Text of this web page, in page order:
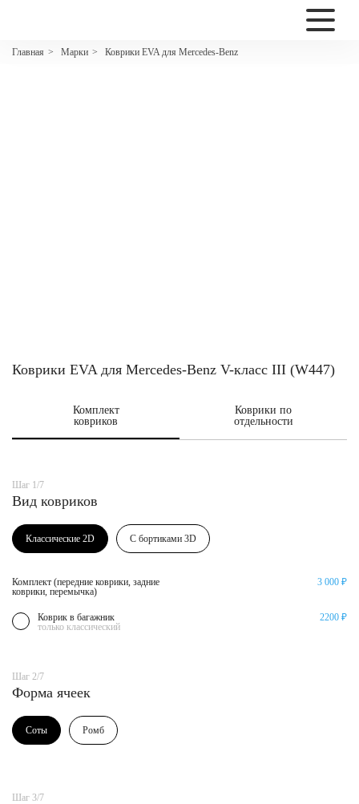
Главная > Марки > Коврики EVA для Mercedes-Benz
2200
Коврики EVA для Mercedes-Benz V-класс III (W447)
Комплект
ковриков
Коврики по
отдельности
Шаг 1/7
Вид ковриков
Классические 2D С бортиками 3D
Комплект (передние коврики, задние
коврики, перемычка)
3 000 ₽
Коврик в багажник
только классический
2200 ₽
Шаг 2/7
Форма ячеек
Соты Ромб
Шаг 3/7